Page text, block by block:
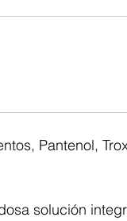
Pantenol,
solución